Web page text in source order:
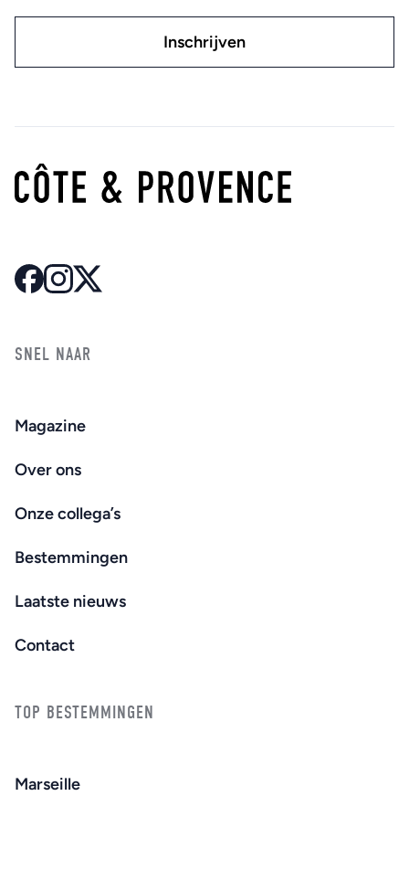
SNEL NAAR
Magazine
Over ons
Onze collega’s
Bestemmingen
Laatste nieuws
Contact
TOP BESTEMMINGEN
Marseille